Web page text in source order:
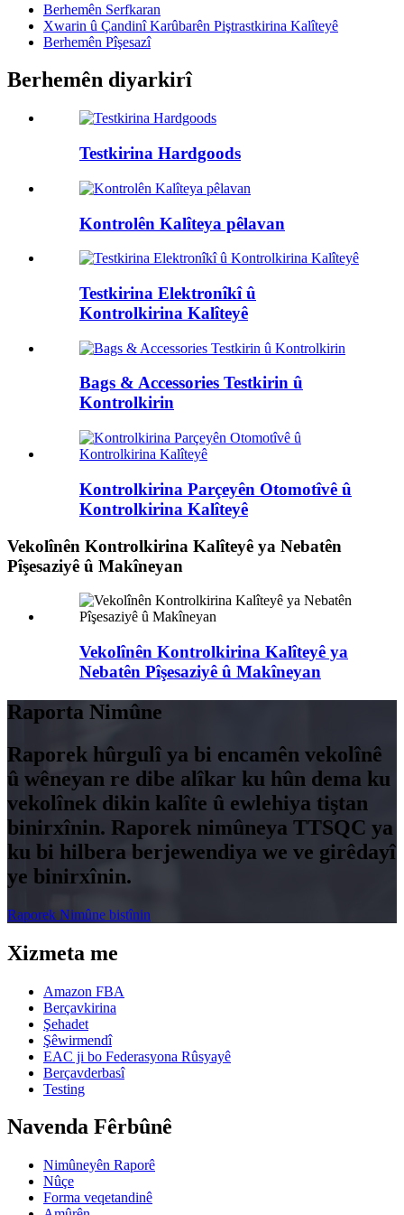
Berhemên Serfkaran
Xwarin û Çandinî Karûbarên Piştrastkirina Kalîteyê
Berhemên Pîşesazî
Berhemên diyarkirî
Testkirina Hardgoods
Kontrolên Kalîteya pêlavan
Testkirina Elektronîkî û
Kontrolkirina Kalîteyê
Bags & Accessories Testkirin û
Kontrolkirin
Kontrolkirina Parçeyên Otomotîvê û
Kontrolkirina Kalîteyê
Vekolînên Kontrolkirina Kalîteyê ya Nebatên
Pîşesaziyê û Makîneyan
Vekolînên Kontrolkirina Kalîteyê ya
Nebatên Pîşesaziyê û Makîneyan
Raporta Nimûne
Raporek hûrgulî ya bi encamên vekolînê
û wêneyan re dibe alîkar ku hûn dema ku
vekolînek dikin kalîte û ewlehiya tiştan
binirxînin. Raporek nimûneya TTSQC ya
ku bi hilbera berjewendiya we ve girêdayî
ye binirxînin.
Raporek Nimûne bistînin
Xizmeta me
Amazon FBA
Berçavkirina
Şehadet
Şêwirmendî
EAC ji bo Federasyona Rûsyayê
Berçavderbasî
Testing
Navenda Fêrbûnê
Nimûneyên Raporê
Nûçe
Forma veqetandinê